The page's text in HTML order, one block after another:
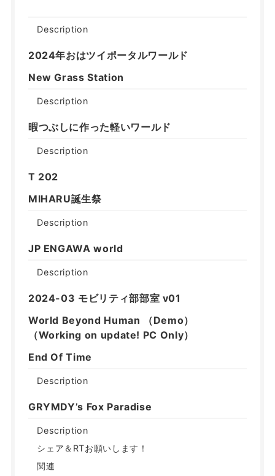
Description
2024年おはツイポータルワールド
New Grass Station
Description
暇つぶしに作った軽いワールド
Description
T 202
MIHARU誕生祭
Description
JP ENGAWA world
Description
2024-03 モビリティ部部室 v01
World Beyond Human （Demo）
（Working on updateǃ PC Only）
End Of Time
Description
GRYMDY’s Fox Paradise
Description
シェア＆RTお願いします！
関連